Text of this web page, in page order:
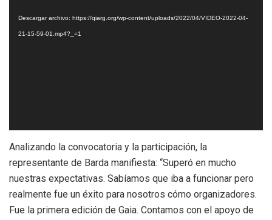
Descargar archivo: https://qiarg.org/wp-content/uploads/2022/04/VIDEO-2022-04-
21-15-59-01.mp4?_=1
Analizando la convocatoria y la participación, la
representante de Barda manifiesta: “Superó en mucho
nuestras expectativas. Sabíamos que iba a funcionar pero
realmente fue un éxito para nosotros cómo organizadores.
Fue la primera edición de Gaia. Contamos con el apoyo de